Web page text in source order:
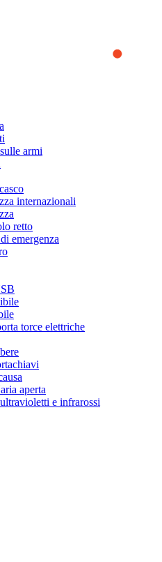
you the best experience
this website, you accept
how the website is used and
learn more or to find out how
our
armi
internazionali
retto
emergenza
torce elettriche
aperta
e infrarossi